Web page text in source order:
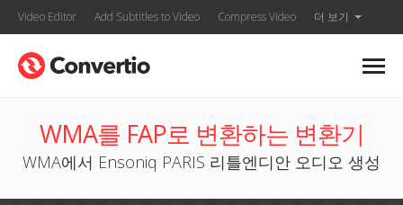
Video Editor Add Subtitles to Video Compress Video 더 보기
WMA를 FAP로 변환하는 변환기
WMA에서 Ensoniq PARIS 리틀엔디안 오디오 생성